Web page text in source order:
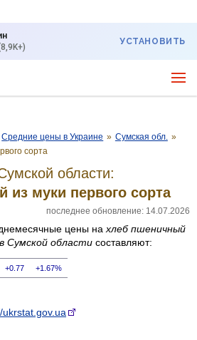
УСТАНОВИТЬ
Средние цены в Украине » Сумская обл. »
сорта
области:
муки первого сорта
последнее обновление: 14.07.2026
цены на хлеб пшеничный
в Сумской области составляют:
0.77 1.67%
ukrstat.gov.ua